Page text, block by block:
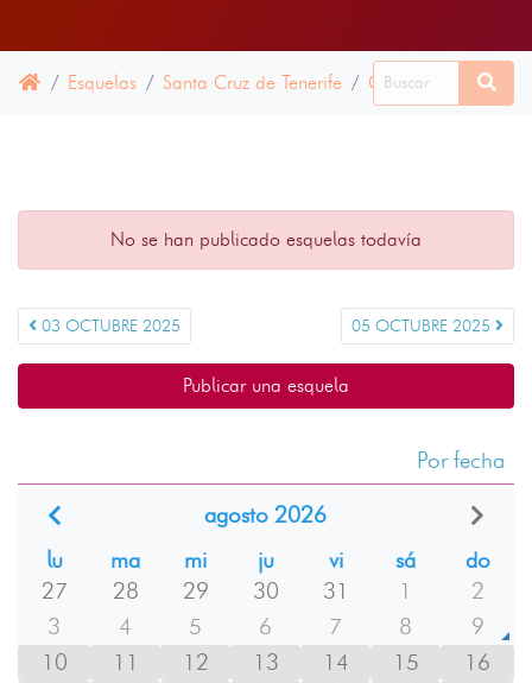
Esquelas Santa Cruz de Tenerife Guancha, La
No se han publicado esquelas todavía
03 OCTUBRE 2025 05 OCTUBRE 2025
Publicar una esquela
Por fecha
agosto 2026
lu
ma mi ju vi sá
do
27
28 29 30 31 1
2
3
4 5 6 7 8
9
10
11 12 13 14 15
16